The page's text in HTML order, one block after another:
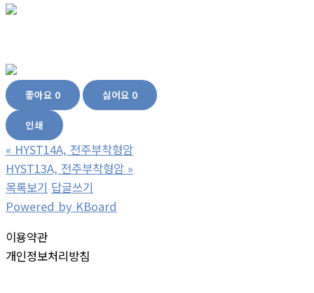
좋아요 0 싫어요 0
인쇄
« HYST14A, 전주부착형암
HYST13A, 전주부착형암 »
목록보기 답글쓰기
Powered by KBoard
이용약관
개인정보처리방침